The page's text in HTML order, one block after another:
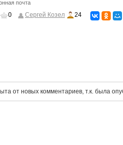
почта
0 Сергей Козел 24
от новых комментариев, т.к. была